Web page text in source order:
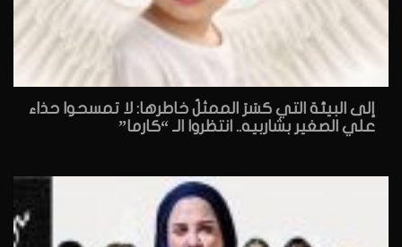
إلى البيئة التي كسَرَ الممثلُ خاطرها: لا تمسحوا حذاء
علي الصغير بشاربيه.. انتظروا الـ “كارما”